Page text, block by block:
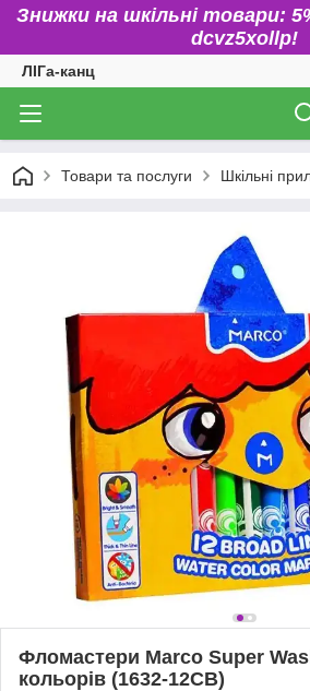
Знижки на шкільні товари:
dcvz5xollp!
ЛІГа-канц
Товари та послуги Шкільні
Фломастери Marco Super
кольорів (1632-12CB)